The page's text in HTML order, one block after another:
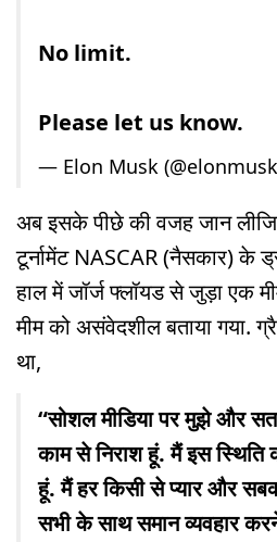
No limit.
Please let us know.
— Elon Musk
अब इसके पीछे की वजह जान
टूर्नामेंट NASCAR (नैसकार) के
हाल में जॉर्ज फ्लॉयड से जुड़ा एक
मीम को असंवेदशील बताया गया.
था,
“सोशल मीडिया पर मुझे और
काम से निराश हूं. मैं इस स्थिति
हूं. मैं हर किसी से प्यार और
सभी के साथ समान व्यवहार